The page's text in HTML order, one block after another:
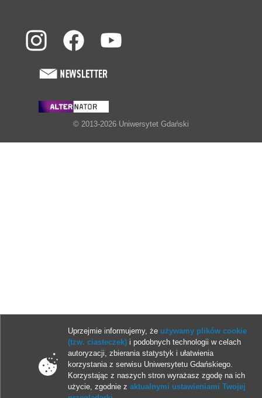
© 2013-2026 Uniwersytet Gdański
Uprzejmie informujemy, że używamy plików cookie
(tzw. ciasteczek)i podobnych technologii w celach
autoryzacji, zbierania statystyk i ułatwienia
korzystania z serwisu Uniwersytetu Gdańskiego.
Korzystając z naszych stron wyrażasz zgodę na ich
użycie, zgodnie z aktualnymi ustawieniami Twojej